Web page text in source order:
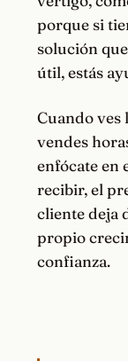
porque si
solución
útil, estás
Cuando ves
vendes
enfócate en
recibir, el
cliente deja
propio
confianza.